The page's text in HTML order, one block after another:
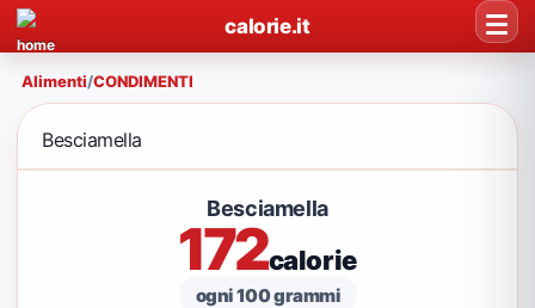
calorie.it
Alimenti/CONDIMENTI
Besciamella
Besciamella
172calorie
ogni 100 grammi